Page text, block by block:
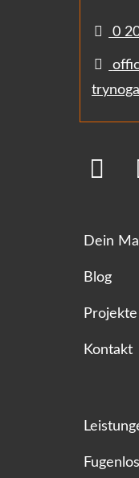
0
Dein
Blog
Projekte
Kontakt